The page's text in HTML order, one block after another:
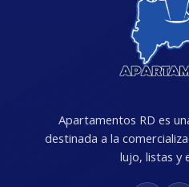
Apartamentos RD es
destinada a la
lujo, listas y